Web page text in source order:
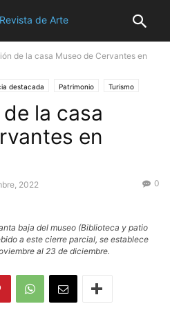
de la casa Museo de Cervantes en
destacada Patrimonio Turismo
la casa
en
2022 0
baja del museo (Biblioteca y patio
a este cierre parcial, se establece
al 23 de diciembre.